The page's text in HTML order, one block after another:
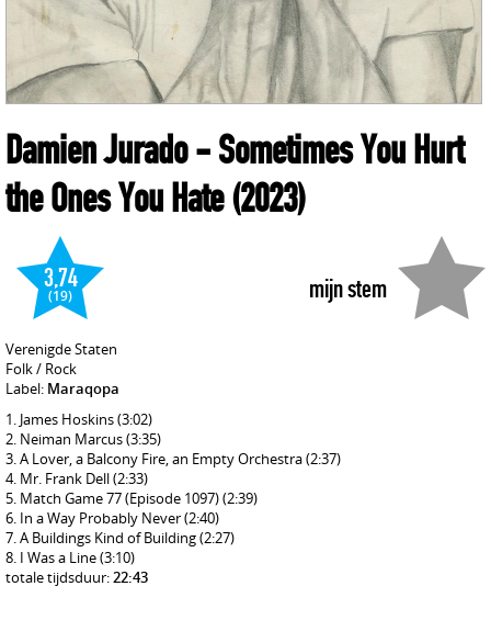
Damien Jurado- Sometimes You Hurt
the Ones You Hate(2023)
mijn stem
3,74
(19)
Verenigde Staten
Folk / Rock
Label: Maraqopa
James Hoskins(3:02)
Neiman Marcus(3:35)
A Lover, a Balcony Fire, an Empty Orchestra(2:37)
Mr. Frank Dell(2:33)
Match Game 77 (Episode 1097)(2:39)
In a Way Probably Never(2:40)
A Buildings Kind of Building(2:27)
I Was a Line(3:10)
totale tijdsduur:22:43